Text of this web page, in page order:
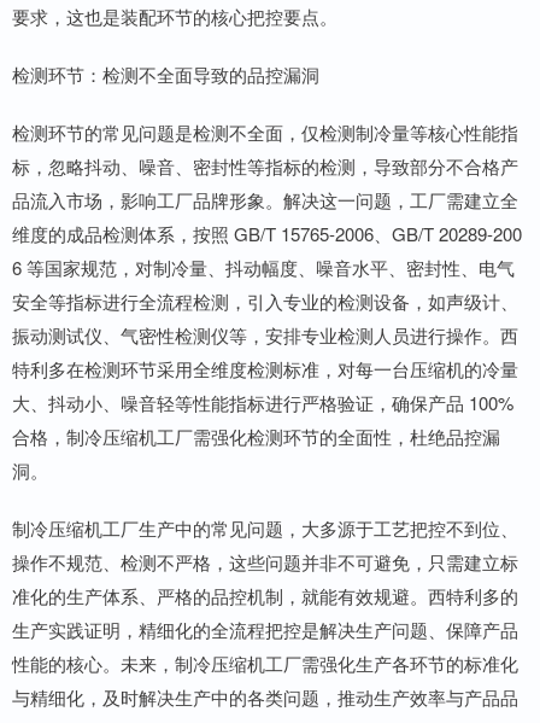
要求，这也是装配环节的核心把控要点。
检测环节：检测不全面导致的品控漏洞
检测环节的常见问题是检测不全面，仅检测制冷量等核心性能指
标，忽略抖动、噪音、密封性等指标的检测，导致部分不合格产
品流入市场，影响工厂品牌形象。解决这一问题，工厂需建立全
维度的成品检测体系，按照 GB/T 15765-2006、GB/T 20289-200
6 等国家规范，对制冷量、抖动幅度、噪音水平、密封性、电气
安全等指标进行全流程检测，引入专业的检测设备，如声级计、
振动测试仪、气密性检测仪等，安排专业检测人员进行操作。西
特利多在检测环节采用全维度检测标准，对每一台压缩机的冷量
大、抖动小、噪音轻等性能指标进行严格验证，确保产品 100%
合格，制冷压缩机工厂需强化检测环节的全面性，杜绝品控漏
洞。
制冷压缩机工厂生产中的常见问题，大多源于工艺把控不到位、
操作不规范、检测不严格，这些问题并非不可避免，只需建立标
准化的生产体系、严格的品控机制，就能有效规避。西特利多的
生产实践证明，精细化的全流程把控是解决生产问题、保障产品
性能的核心。未来，制冷压缩机工厂需强化生产各环节的标准化
与精细化，及时解决生产中的各类问题，推动生产效率与产品品